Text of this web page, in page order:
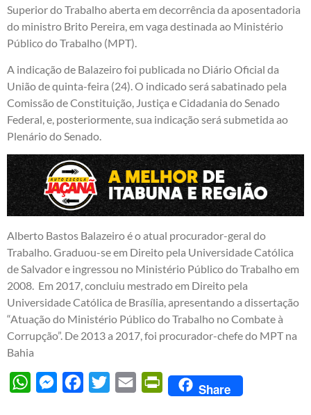
Superior do Trabalho aberta em decorrência da aposentadoria
do ministro Brito Pereira, em vaga destinada ao Ministério
Público do Trabalho (MPT).
A indicação de Balazeiro foi publicada no Diário Oficial da
União de quinta-feira (24). O indicado será sabatinado pela
Comissão de Constituição, Justiça e Cidadania do Senado
Federal, e, posteriormente, sua indicação será submetida ao
Plenário do Senado.
Alberto Bastos Balazeiro é o atual procurador-geral do
Trabalho. Graduou-se em Direito pela Universidade Católica
de Salvador e ingressou no Ministério Público do Trabalho em
2008. Em 2017, concluiu mestrado em Direito pela
Universidade Católica de Brasília, apresentando a dissertação
“Atuação do Ministério Público do Trabalho no Combate à
Corrupção”. De 2013 a 2017, foi procurador-chefe do MPT na
Bahia
WhatsAppMessengerFacebook
Twitter Email PrintFriendly
Share